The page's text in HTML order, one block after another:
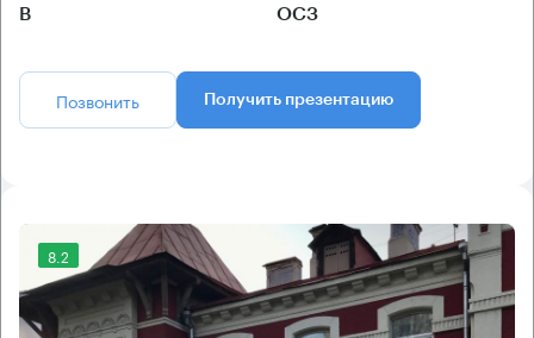
B ОСЗ
Позвонить Получить презентацию
8.2